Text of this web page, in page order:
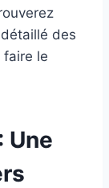
des
faire le
Une